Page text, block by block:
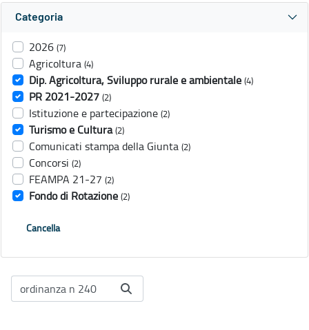
Categoria
2026 (7)
Agricoltura (4)
Dip. Agricoltura, Sviluppo rurale e ambientale (4)
PR 2021-2027 (2)
Istituzione e partecipazione (2)
Turismo e Cultura (2)
Comunicati stampa della Giunta (2)
Concorsi (2)
FEAMPA 21-27 (2)
Fondo di Rotazione (2)
Cancella